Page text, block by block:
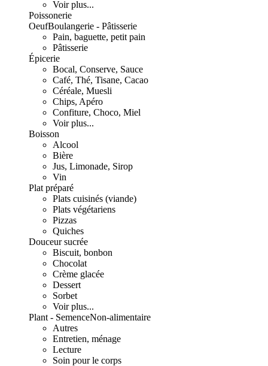
Voir plus...
Poissonerie
OeufBoulangerie - Pâtisserie
Pain, baguette, petit pain
Pâtisserie
Épicerie
Bocal, Conserve, Sauce
Café, Thé, Tisane, Cacao
Céréale, Muesli
Chips, Apéro
Confiture, Choco, Miel
Voir plus...
Boisson
Alcool
Bière
Jus, Limonade, Sirop
Vin
Plat préparé
Plats cuisinés (viande)
Plats végétariens
Pizzas
Quiches
Douceur sucrée
Biscuit, bonbon
Chocolat
Crème glacée
Dessert
Sorbet
Voir plus...
Plant - SemenceNon-alimentaire
Autres
Entretien, ménage
Lecture
Soin pour le corps